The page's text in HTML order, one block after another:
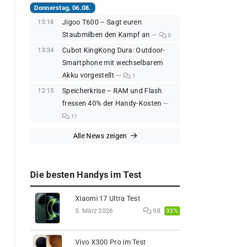
Donnerstag, 06.08.
15:18
Jigoo T600 – Sagt euren
Staubmilben den Kampf an
0
13:34
Cubot KingKong Dura: Outdoor-
Smartphone mit wechselbarem
Akku vorgestellt
1
12:15
Speicherkrise – RAM und Flash
fressen 40% der Handy-Kosten
11
Alle News zeigen
Die besten Handys im Test
Xiaomi 17 Ultra Test
3. März 2026 98 93%
Vivo X300 Pro im Test